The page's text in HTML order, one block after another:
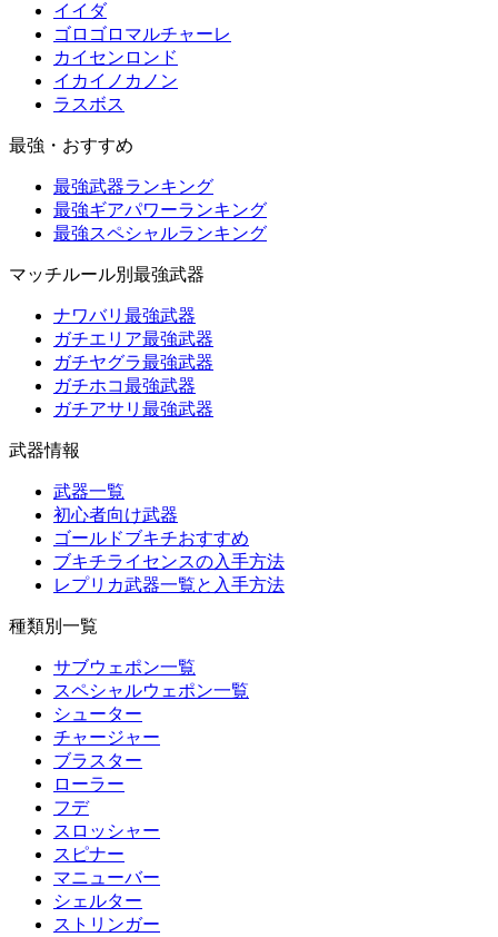
イイダ
ゴロゴロマルチャーレ
カイセンロンド
イカイノカノン
ラスボス
最強・おすすめ
最強武器ランキング
最強ギアパワーランキング
最強スペシャルランキング
マッチルール別最強武器
ナワバリ最強武器
ガチエリア最強武器
ガチヤグラ最強武器
ガチホコ最強武器
ガチアサリ最強武器
武器情報
武器一覧
初心者向け武器
ゴールドブキチおすすめ
ブキチライセンスの入手方法
レプリカ武器一覧と入手方法
種類別一覧
サブウェポン一覧
スペシャルウェポン一覧
シューター
チャージャー
ブラスター
ローラー
フデ
スロッシャー
スピナー
マニューバー
シェルター
ストリンガー